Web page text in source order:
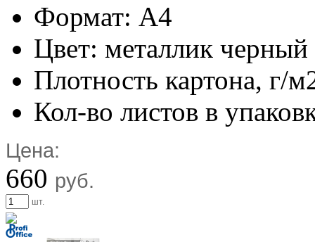
Формат: А4
Цвет: металлик черный
Плотность картона, г/
Кол-во листов в
Цена:
660 руб.
шт.